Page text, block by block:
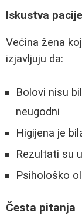
Iskustva
Većina žena
izjavljuju da:
Bolovi nisu
neugodni
Higijena je
Rezultati su
Psihološko
Česta pitanja